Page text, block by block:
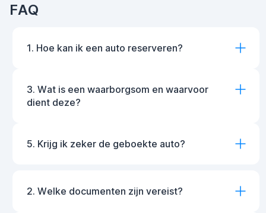
FAQ
1. Hoe kan ik een auto reserveren?
3. Wat is een waarborgsom en waarvoor
dient deze?
5. Krijg ik zeker de geboekte auto?
2. Welke documenten zijn vereist?